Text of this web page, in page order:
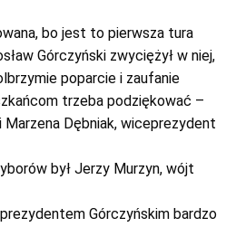
bo jest to pierwsza tura
Górczyński zwyciężył w niej,
poparcie i zaufanie
trzeba podziękować –
Marzena Dębniak, wiceprezydent
był Jerzy Murzyn, wójt
Górczyńskim bardzo